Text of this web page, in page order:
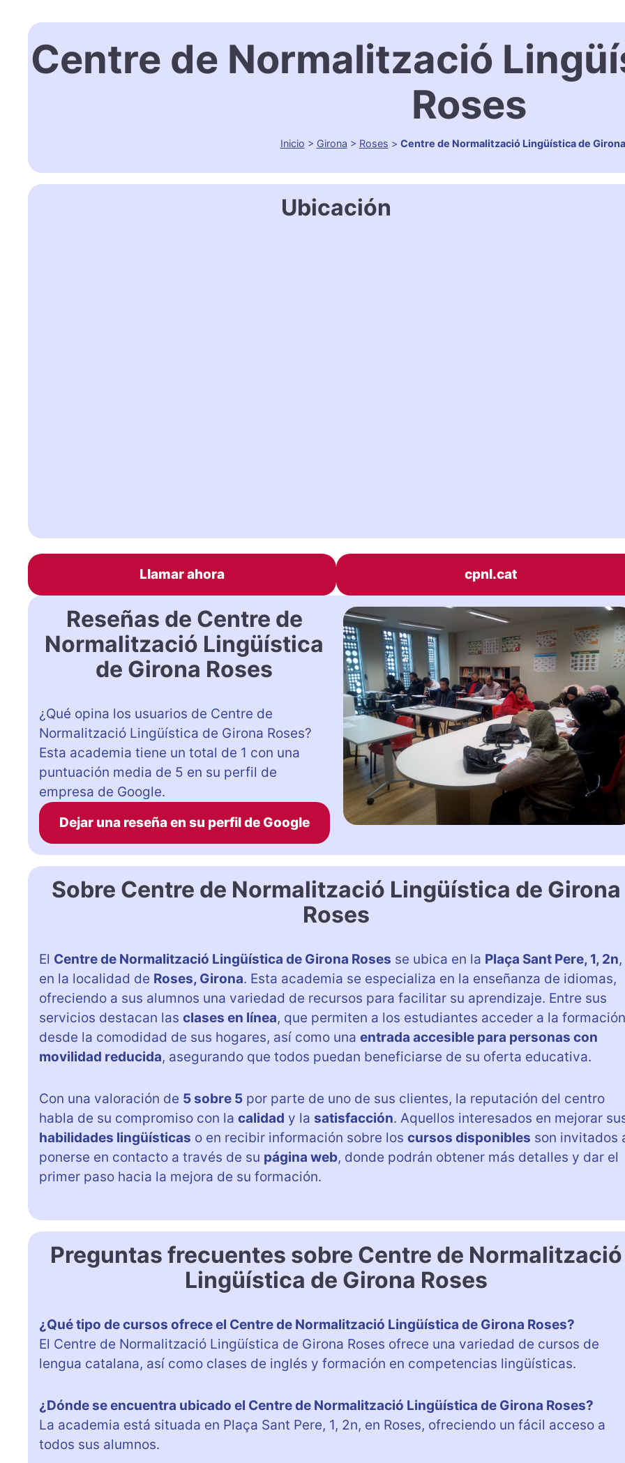
Centre de Normalització
Roses
Inicio > Girona > Roses > Centre de Normalització Lingüística de
Ubicación
Llamar ahora cpnl.cat
Reseñas de Centre de
Normalització Lingüística
de Girona Roses
¿Qué opina los usuarios de Centre de
Normalització Lingüística de Girona Roses?
Esta academia tiene un total de 1 con una
puntuación media de 5 en su perfil de
empresa de Google.
Dejar una reseña en su perfil de Google
Sobre Centre de Normalització Lingüística de Girona
Roses
El Centre de Normalització Lingüística de Girona Roses se ubica en la Plaça Sant Pere, 1, 2n,
en la localidad de Roses, Girona. Esta academia se especializa en la enseñanza de idiomas,
ofreciendo a sus alumnos una variedad de recursos para facilitar su aprendizaje. Entre sus
servicios destacan las clases en línea, que permiten a los estudiantes acceder a la formación
desde la comodidad de sus hogares, así como una entrada accesible para personas con
movilidad reducida, asegurando que todos puedan beneficiarse de su oferta educativa.
Con una valoración de 5 sobre 5 por parte de uno de sus clientes, la reputación del centro
habla de su compromiso con la calidad y la satisfacción. Aquellos interesados en mejorar
habilidades lingüísticas o en recibir información sobre los cursos disponibles son invitados
ponerse en contacto a través de su página web, donde podrán obtener más detalles y dar el
primer paso hacia la mejora de su formación.
Preguntas frecuentes sobre Centre de Normalització
Lingüística de Girona Roses
¿Qué tipo de cursos ofrece el Centre de Normalització Lingüística de Girona Roses?
El Centre de Normalització Lingüística de Girona Roses ofrece una variedad de cursos de
lengua catalana, así como clases de inglés y formación en competencias lingüísticas.
¿Dónde se encuentra ubicado el Centre de Normalització Lingüística de Girona Roses?
La academia está situada en Plaça Sant Pere, 1, 2n, en Roses, ofreciendo un fácil acceso a
todos sus alumnos.